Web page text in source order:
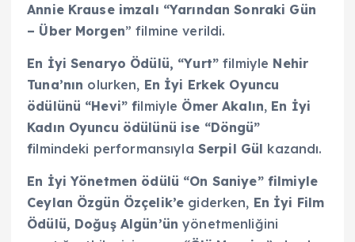
Annie Krause imzalı “Yarından Sonraki Gün
– Über Morgen” filmine verildi.
En İyi Senaryo Ödülü, “Yurt”filmiyle Nehir
Tuna’nın olurken, En İyi Erkek Oyuncu
ödülünü “Hevi” filmiyle Ömer Akalın, En İyi
Kadın Oyuncu ödülünü ise “Döngü”
filmindeki performansıyla Serpil Gül kazandı.
En İyi Yönetmen ödülü “On Saniye” filmiyle
Ceylan Özgün Özçelik’e giderken, En İyi Film
Ödülü, Doğuş Algün’ünyönetmenliğini